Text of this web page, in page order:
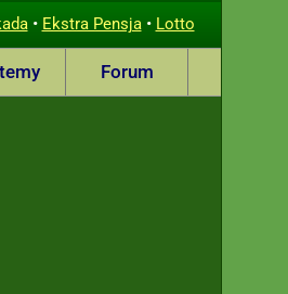
• Ekstra Pensja• Lotto
Forum